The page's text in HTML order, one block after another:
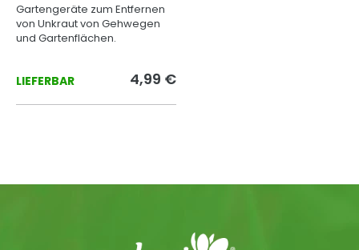
Gartengeräte zum Entfernen
von Unkraut von Gehwegen
und Gartenflächen.
LIEFERBAR 4,99 €